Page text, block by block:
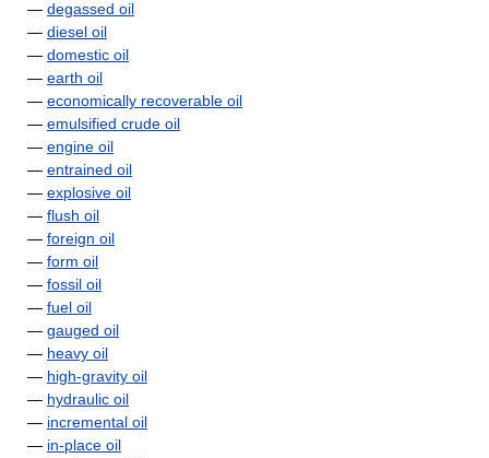
— degassed oil
— diesel oil
— domestic oil
— earth oil
— economically recoverable oil
— emulsified crude oil
— engine oil
— entrained oil
— explosive oil
— flush oil
— foreign oil
— form oil
— fossil oil
— fuel oil
— gauged oil
— heavy oil
— high-gravity oil
— hydraulic oil
— incremental oil
— in-place oil